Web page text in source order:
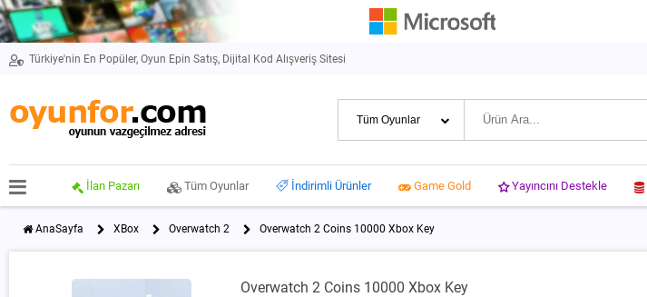
Türkiye'nin En Popüler, Oyun Epin Satış, Dijital Kod Alışveriş Sitesi
İlan Pazarı Tüm Oyunlar İndirimli Ürünler Game Gold Yayıncını Destekle
AnaSayfa XBox Overwatch 2 Overwatch 2 Coins 10000 Xbox Key
Overwatch 2 Coins 10000 Xbox Key